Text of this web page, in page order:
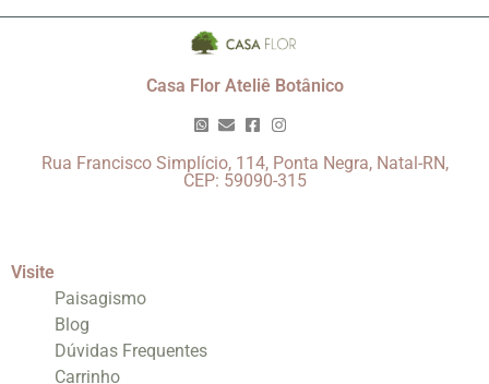
Casa Flor Ateliê Botânico
Rua Francisco Simplício, 114, Ponta Negra, Natal-RN,
CEP: 59090-315
Visite
Paisagismo
Blog
Dúvidas Frequentes
Carrinho